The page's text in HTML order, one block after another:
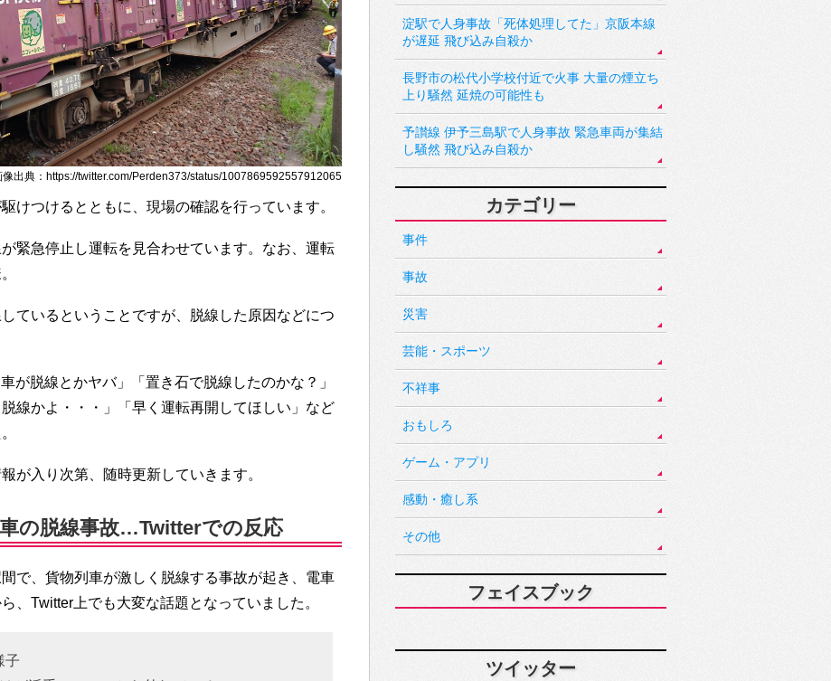
像出典：https://twitter.com/Perden373/status/1007869592557912065
けつけるとともに、現場の確認を行っています。
緊急停止し運転を見合わせています。なお、運転
ているということですが、脱線した原因などにつ
が脱線とかヤバ」「置き石で脱線したのかな？」
線かよ・・・」「早く運転再開してほしい」など
が入り次第、随時更新していきます。
の脱線事故…Twitterでの反応
で、貨物列車が激しく脱線する事故が起き、電車
、Twitter上でも大変な話題となっていました。
子
淀駅で人身事故「死体処理してた」京阪本線
が遅延 飛び込み自殺か
長野市の松代小学校付近で火事 大量の煙立ち
上り騒然 延焼の可能性も
予讃線 伊予三島駅で人身事故 緊急車両が集結
し騒然 飛び込み自殺か
カテゴリー
事件
事故
災害
芸能・スポーツ
不祥事
おもしろ
ゲーム・アプリ
感動・癒し系
その他
フェイスブック
ツイッター